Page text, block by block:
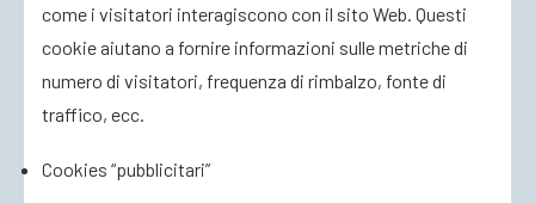
come i visitatori interagiscono con il sito Web. Questi
cookie aiutano a fornire informazioni sulle metriche di
numero di visitatori, frequenza di rimbalzo, fonte di
traffico, ecc.
Cookies “pubblicitari”